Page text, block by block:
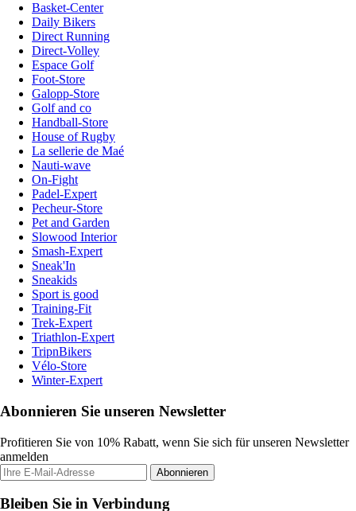
Basket-Center
Daily Bikers
Direct Running
Direct-Volley
Espace Golf
Foot-Store
Galopp-Store
Golf and co
Handball-Store
House of Rugby
La sellerie de Maé
Nauti-wave
On-Fight
Padel-Expert
Pecheur-Store
Pet and Garden
Slowood Interior
Smash-Expert
Sneak'In
Sneakids
Sport is good
Training-Fit
Trek-Expert
Triathlon-Expert
TripnBikers
Vélo-Store
Winter-Expert
Abonnieren Sie unseren Newsletter
Profitieren Sie von 10% Rabatt, wenn Sie sich für unseren Newsletter
anmelden
Abonnieren
Bleiben Sie in Verbindung